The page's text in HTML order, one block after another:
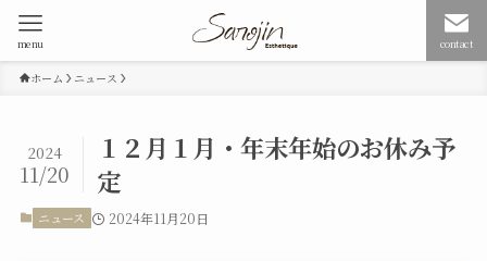
contact
menu
ホーム ニュース
１２月１月・年末年始のお休み予
定
2024
11/20
ニュース 2024年11月20日